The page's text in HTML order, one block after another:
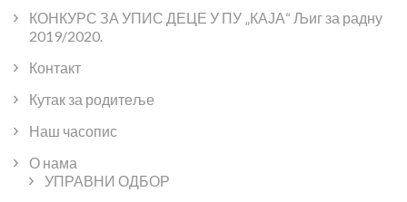
КОНКУРС ЗА УПИС ДЕЦЕ У ПУ „КАЈА“ Љиг за радну
2019/2020.
Контакт
Кутак за родитеље
Наш часопис
О нама
УПРАВНИ ОДБОР